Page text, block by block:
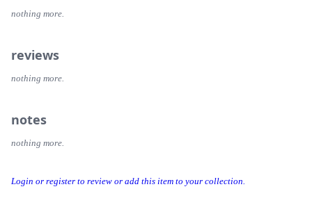
Login or register to review or add this item to your collection.
nothing more.
reviews
nothing more.
notes
nothing more.